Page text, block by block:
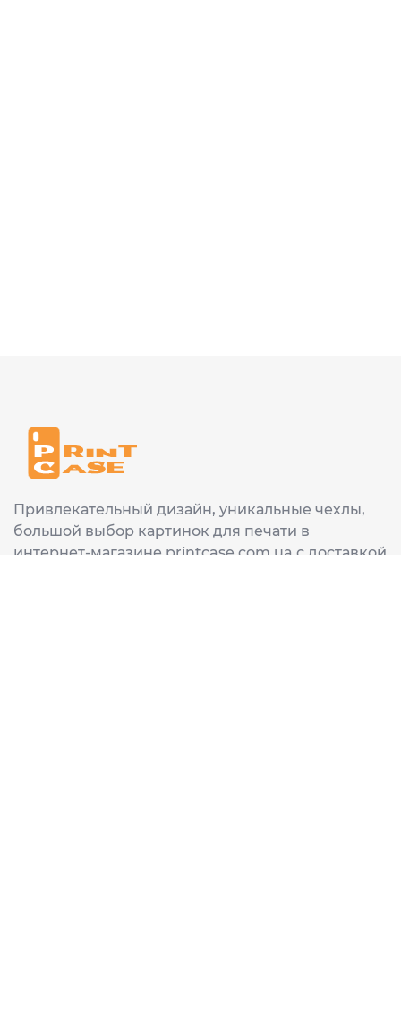
Привлекательный дизайн, уникальные чехлы,
большой выбор картинок для печати в
интернет-магазине printcase.com.ua с доставкой